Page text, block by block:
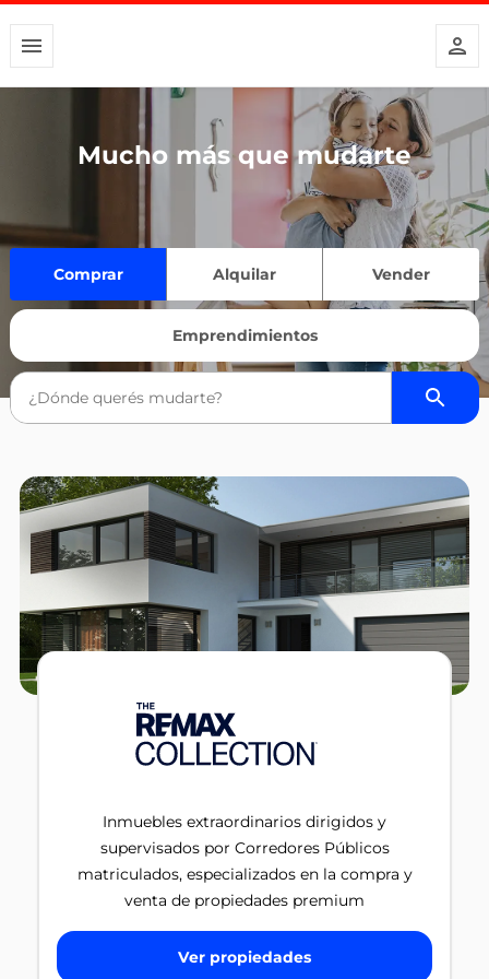
Mucho más que mudarte
Comprar Alquilar Vender
Emprendimientos
Inmuebles extraordinarios dirigidos y
supervisados por Corredores Públicos
matriculados, especializados en la compra y
venta de propiedades premium
Ver propiedades